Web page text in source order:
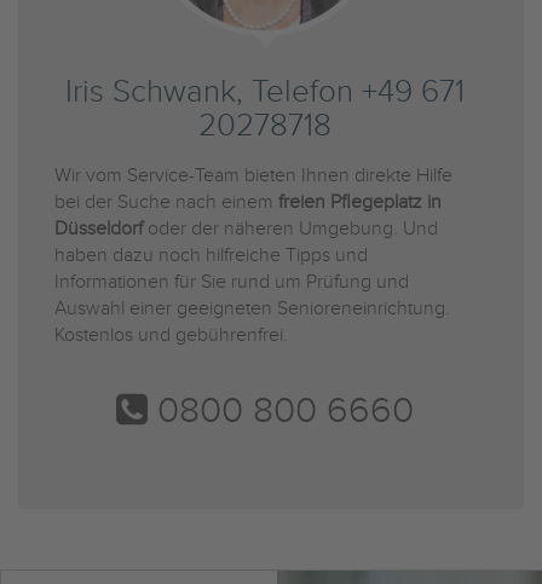
Iris Schwank, Telefon +49 671
20278718
Wir vom Service-Team bieten Ihnen direkte Hilfe
bei der Suche nach einem freien Pflegeplatz in
Düsseldorfoder der näheren Umgebung. Und
haben dazu noch hilfreiche Tipps und
Informationen für Sie rund um Prüfung und
Auswahl einer geeigneten Senioreneinrichtung.
Kostenlos und gebührenfrei.
0800 800 6660